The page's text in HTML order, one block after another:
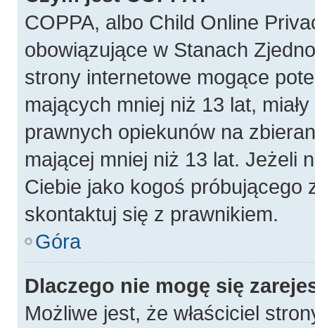
COPPA, albo Child Online
obowiązujące w Stanach
strony internetowe mogące
mających mniej niż 13 lat,
prawnych opiekunów na
mającej mniej niż 13 lat. Jeżeli
Ciebie jako kogoś próbującego
skontaktuj się z prawnikiem.
Góra
Dlaczego nie mogę się
Możliwe jest, że właściciel